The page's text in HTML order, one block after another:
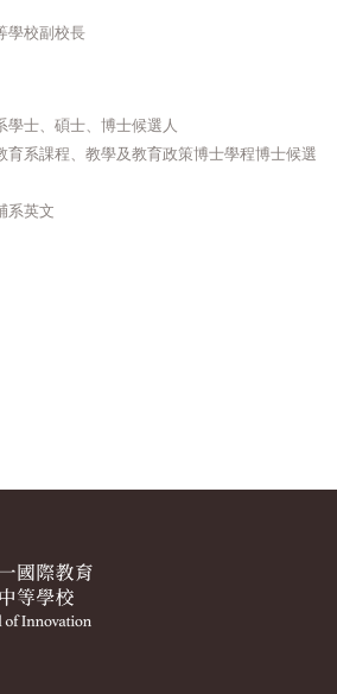
學校副校長
學士、碩士、博士候選人
育系課程、教學及教育政策博士學程博士候選
系英文